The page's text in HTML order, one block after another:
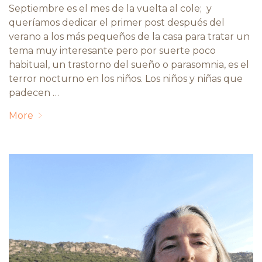
Septiembre es el mes de la vuelta al cole; y
queríamos dedicar el primer post después del
verano a los más pequeños de la casa para tratar un
tema muy interesante pero por suerte poco
habitual, un trastorno del sueño o parasomnia, es el
terror nocturno en los niños. Los niños y niñas que
padecen …
More